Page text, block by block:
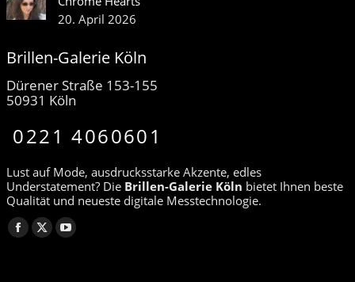
20. April 2026
Brillen-Galerie Köln
Dürener Straße 153-155
50931 Köln
0221 4060601
Lust auf Mode, ausdrucksstarke Akzente, edles
Understatement? Die Brillen-Galerie Köln bietet Ihnen beste
Qualität und neueste digitale Messtechnologie.
Finden Sie uns auf:
Facebook
X
YouTube